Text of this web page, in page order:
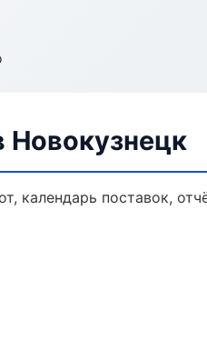
Новокузнецк
календарь поставок,